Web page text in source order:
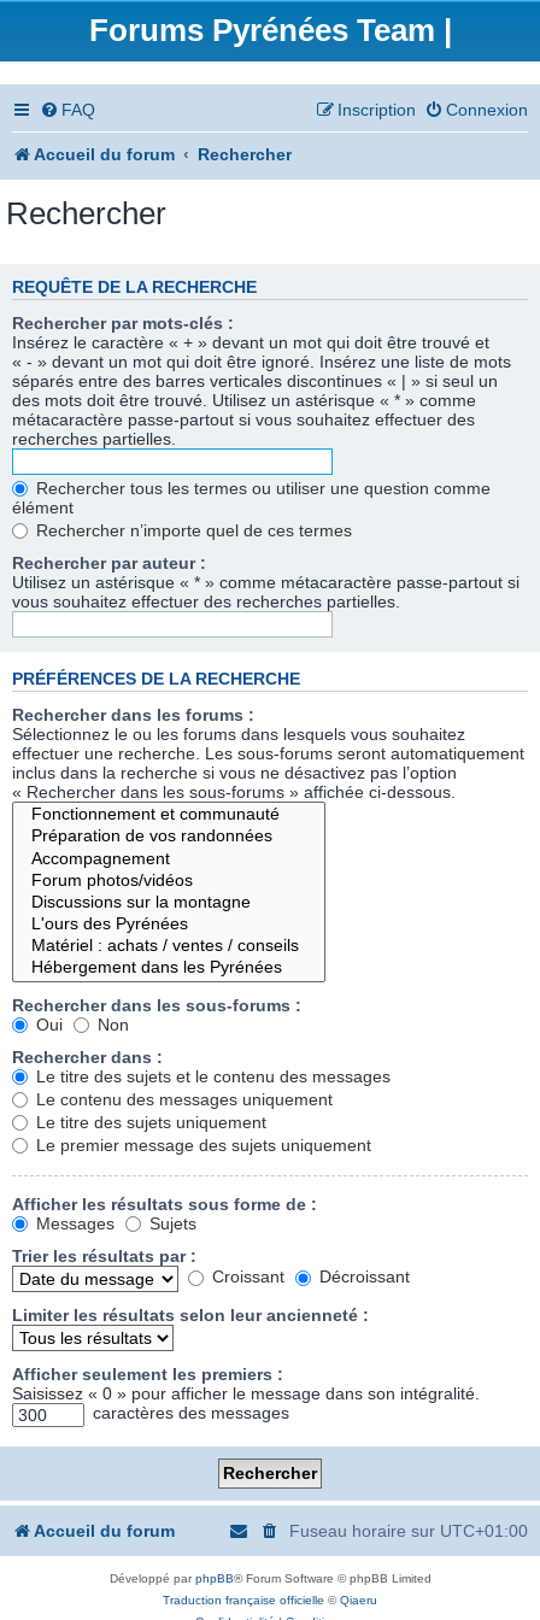
Forums Pyrénées Team |
FAQ Connexion
Inscription
Accueil du forum Rechercher
Rechercher
REQUÊTE DE LA RECHERCHE
Rechercher par mots-clés :
Insérez le caractère « + » devant un mot qui doit être trouvé et
« - » devant un mot qui doit être ignoré. Insérez une liste de mots
séparés entre des barres verticales discontinues « | » si seul un
des mots doit être trouvé. Utilisez un astérisque « * » comme
métacaractère passe-partout si vous souhaitez effectuer des
recherches partielles.
Rechercher tous les termes ou utiliser une question comme
élément
Rechercher n’importe quel de ces termes
Rechercher par auteur :
Utilisez un astérisque « * » comme métacaractère passe-partout si
vous souhaitez effectuer des recherches partielles.
PRÉFÉRENCES DE LA RECHERCHE
Rechercher dans les forums :
Sélectionnez le ou les forums dans lesquels vous souhaitez
effectuer une recherche. Les sous-forums seront automatiquement
inclus dans la recherche si vous ne désactivez pas l’option
« Rechercher dans les sous-forums » affichée ci-dessous.
Rechercher dans les sous-forums :
Oui
Non
Rechercher dans :
Le titre des sujets et le contenu des messages
Le contenu des messages uniquement
Le titre des sujets uniquement
Le premier message des sujets uniquement
Afficher les résultats sous forme de :
Messages
Sujets
Trier les résultats par :
Croissant
Décroissant
Limiter les résultats selon leur ancienneté :
Afficher seulement les premiers :
Saisissez « 0 » pour afficher le message dans son intégralité.
caractères des messages
Accueil du forum Fuseau horaire sur UTC+01:00
Développé parphpBB® Forum Software © phpBB Limited
Traduction française officielle ©Qiaeru